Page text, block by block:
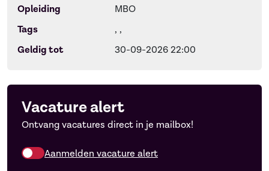
Opleiding
MBO
Tags
, ,
Geldig tot
30-09-2026 22:00
Vacature alert
Ontvang vacatures direct in je mailbox!
Aanmelden vacature alert